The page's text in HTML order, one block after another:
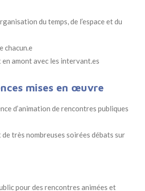
du temps, de l’espace et du
chacun.e
amont avec les intervant.es
mises en œuvre
d’animation de rencontres publiques
très nombreuses soirées débats sur
pour des rencontres animées et